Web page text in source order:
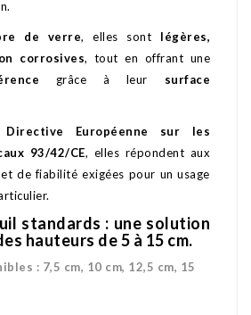
de verre, elles sont légères,
corrosives, tout en offrant une
grâce à leur surface
Directive Européenne sur les
93/42/CE, elles répondent aux
de fiabilité exigées pour un usage
standards : une solution
hauteurs de 5 à 15 cm.
: 7,5 cm, 10 cm, 12,5 cm, 15